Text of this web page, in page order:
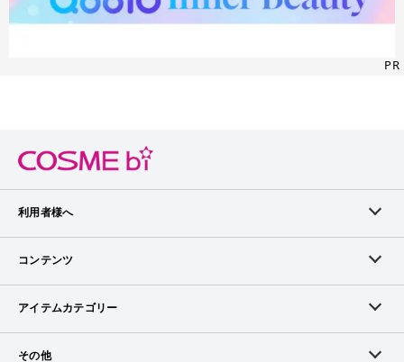
PR
利用者様へ
メンバーログイン
メンバー会員について
コンテンツ
ランキング
アイテムカテゴリー
スキンケア
その他